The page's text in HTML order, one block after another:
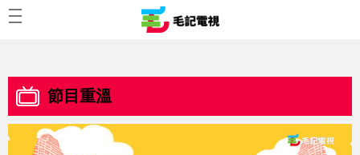
節目重溫